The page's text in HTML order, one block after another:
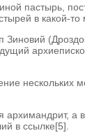
пастырь,
в
в ссылке[5].